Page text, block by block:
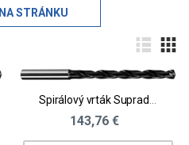
NA STRÁNKU
Spirálový vrták Supradrill® N
143,76 €